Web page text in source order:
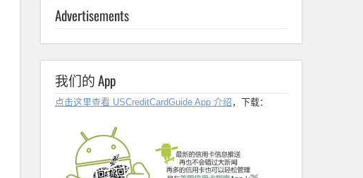
Advertisements
我们的 App
点击这里查看 USCreditCardGuide App 介绍 ，下载：